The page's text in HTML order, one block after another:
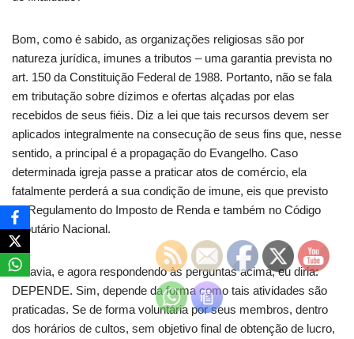
Bom, como é sabido, as organizações religiosas são por
natureza jurídica, imunes a tributos – uma garantia prevista no
art. 150 da Constituição Federal de 1988. Portanto, não se fala
em tributação sobre dízimos e ofertas alçadas por elas
recebidos de seus fiéis. Diz a lei que tais recursos devem ser
aplicados integralmente na consecução de seus fins que, nesse
sentido, a principal é a propagação do Evangelho. Caso
determinada igreja passe a praticar atos de comércio, ela
fatalmente perderá a sua condição de imune, eis que previsto
no Regulamento do Imposto de Renda e também no Código
Tributário Nacional.
Todavia, e agora respondendo às perguntas acima, eu diria:
DEPENDE. Sim, depende da forma como tais atividades são
praticadas. Se de forma voluntária por seus membros, dentro
dos horários de cultos, sem objetivo final de obtenção de lucro,